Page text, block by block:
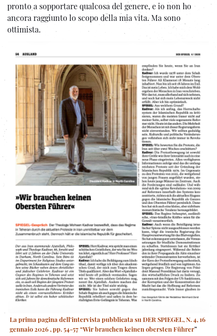
pronto a sopportare qualcosa del genere, e io non ho
ancora raggiunto lo scopo della mia vita. Ma sono
ottimista.
La prima pagina dell'intervista pubblicata su DER SPIEGEL, N. 4, 16
gennaio 2026 , pp. 54-57 “Wir brauchen keinen obersten Führer”